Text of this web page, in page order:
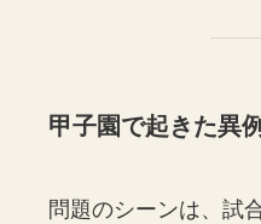
甲子園で起きた異
問題のシーンは、試